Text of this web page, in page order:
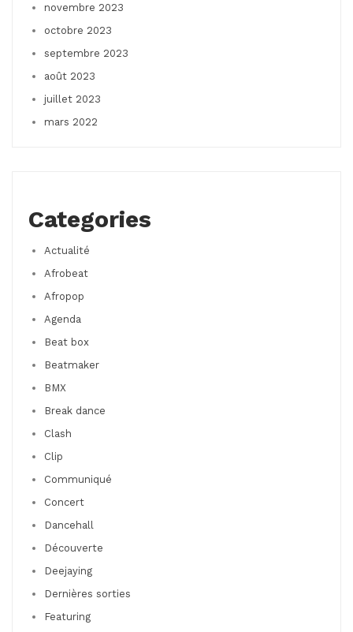
novembre 2023
octobre 2023
septembre 2023
août 2023
juillet 2023
mars 2022
Categories
Actualité
Afrobeat
Afropop
Agenda
Beat box
Beatmaker
BMX
Break dance
Clash
Clip
Communiqué
Concert
Dancehall
Découverte
Deejaying
Dernières sorties
Featuring